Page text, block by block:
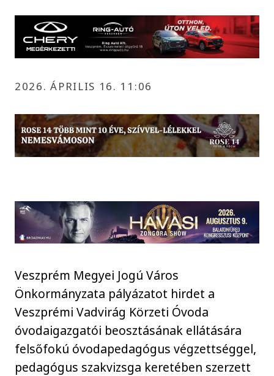
2026. ÁPRILIS 16. 11:06
Veszprém Megyei Jogú Város
Önkormányzata pályázatot hirdet a
Veszprémi Vadvirág Körzeti Óvoda
óvodaigazgatói beosztásának ellátására
felsőfokú óvodapedagógus végzettséggel,
pedagógus szakvizsga keretében szerzett